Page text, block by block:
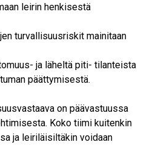
leirin henkisestä
turvallisuusriskit mainitaan
ja läheltä piti- tilanteista
päättymisestä.
on päävastuussa
Koko tiimi kuitenkin
ja leiriläisiltäkin voidaan